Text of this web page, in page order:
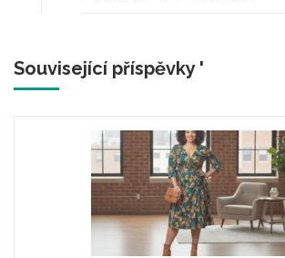
Související příspěvky '